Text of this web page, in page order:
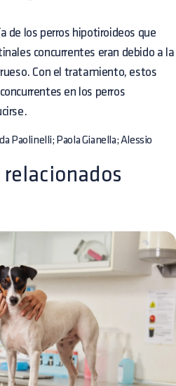
de los perros hipotiroideos que
concurrentes eran debido a la
Con el tratamiento, estos
en los perros
Paolinelli; Paola Gianella; Alessio